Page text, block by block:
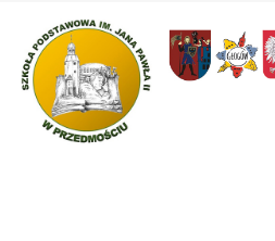
Szkoła
Podstawowa